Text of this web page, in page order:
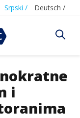
Srpski / Deutsch /
i